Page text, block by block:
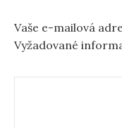
Vaše e-mailová
Vyžadované